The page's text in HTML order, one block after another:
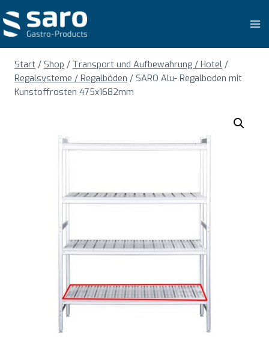
Inhalt
springen
Start / Shop / Transport und Aufbewahrung / Hotel /
Regalsysteme / Regalböden / SARO Alu- Regalboden mit
Kunstoffrosten 475x1682mm